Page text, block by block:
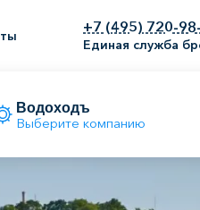
+7 (495) 720-
Единая служба
Выберите компанию